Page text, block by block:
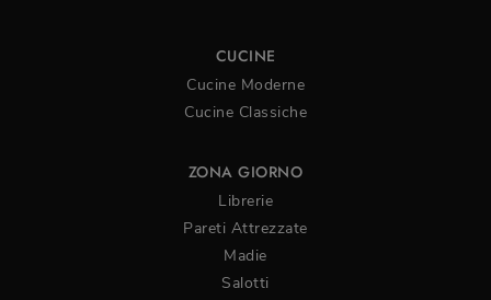
CUCINE
Cucine Moderne
Cucine Classiche
ZONA GIORNO
Librerie
Pareti Attrezzate
Madie
Salotti